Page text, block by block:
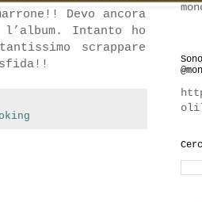
Devo ancora
l’album. Intanto ho
scrappare